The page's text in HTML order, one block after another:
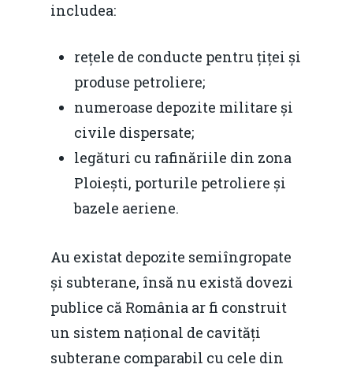
includea:
rețele de conducte pentru țiței și
produse petroliere;
numeroase depozite militare și
civile dispersate;
legături cu rafinăriile din zona
Ploiești, porturile petroliere și
bazele aeriene.
Au existat depozite semiîngropate
și subterane, însă nu există dovezi
publice că România ar fi construit
un sistem național de cavități
subterane comparabil cu cele din